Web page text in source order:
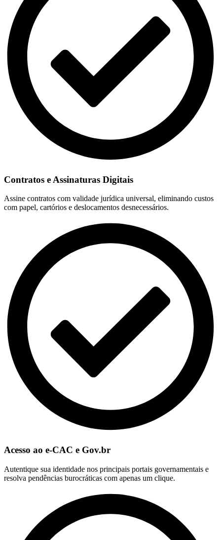
Contratos e Assinaturas Digitais
Assine contratos com validade jurídica universal, eliminando custos
com papel, cartórios e deslocamentos desnecessários.
Acesso ao e-CAC e Gov.br
Autentique sua identidade nos principais portais governamentais e
resolva pendências burocráticas com apenas um clique.